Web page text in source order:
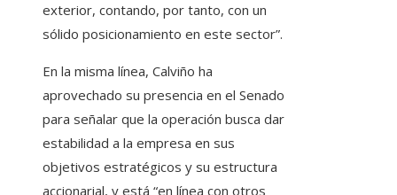
exterior, contando, por tanto, con un
sólido posicionamiento en este sector”.
En la misma línea, Calviño ha
aprovechado su presencia en el Senado
para señalar que la operación busca dar
estabilidad a la empresa en sus
objetivos estratégicos y su estructura
accionarial, y está “en línea con otros